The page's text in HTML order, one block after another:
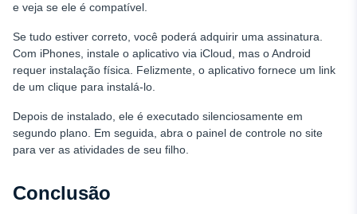
e veja se ele é compatível.
Se tudo estiver correto, você poderá adquirir uma assinatura.
Com iPhones, instale o aplicativo via iCloud, mas o Android
requer instalação física. Felizmente, o aplicativo fornece um link
de um clique para instalá-lo.
Depois de instalado, ele é executado silenciosamente em
segundo plano. Em seguida, abra o painel de controle no site
para ver as atividades de seu filho.
Conclusão